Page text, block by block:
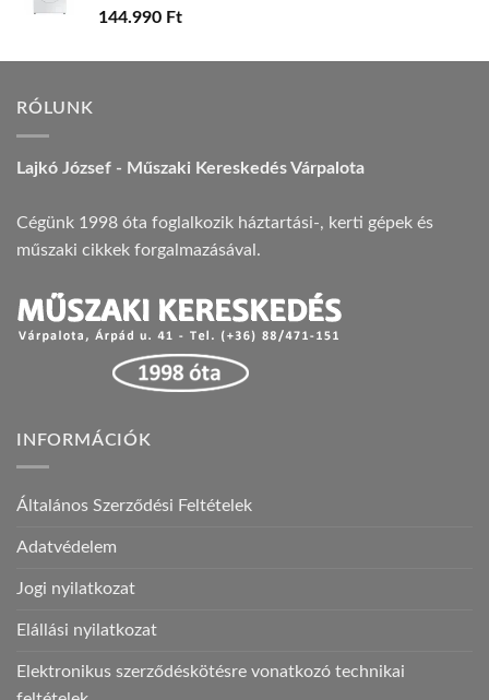
144.990 Ft
RÓLUNK
Lajkó József - Műszaki Kereskedés Várpalota
Cégünk 1998 óta foglalkozik háztartási-, kerti gépek és
műszaki cikkek forgalmazásával.
INFORMÁCIÓK
Általános Szerződési Feltételek
Adatvédelem
Jogi nyilatkozat
Elállási nyilatkozat
Elektronikus szerződéskötésre vonatkozó technikai